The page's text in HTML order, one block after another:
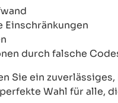
Einschränkungen
durch falsche
Sie ein
Wahl für